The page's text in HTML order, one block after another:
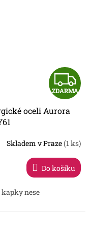
Z
D
R
ZDARMA
oceli Aurora
Skladem v Praze(1 ks)
Do košíku
nese